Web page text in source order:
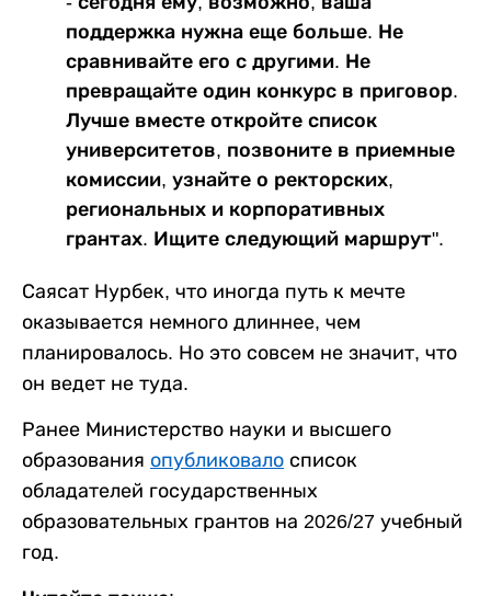
поддержка нужна еще больше. Не
сравнивайте его с другими. Не
превращайте один конкурс в приговор.
Лучше вместе откройте список
университетов, позвоните в приемные
комиссии, узнайте о ректорских,
региональных и корпоративных
грантах. Ищите следующий маршрут".
Саясат Нурбек, что иногда путь к мечте
оказывается немного длиннее, чем
планировалось. Но это совсем не значит, что
он ведет не туда.
Ранее Министерство науки и высшего
образования опубликовало список
обладателей государственных
образовательных грантов на 2026/27 учебный
год.